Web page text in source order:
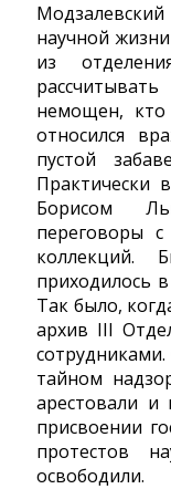
научной
из
немощен,
относился
пустой
Практически
Борисом
переговоры
коллекций.
приходилось
Так было,
архив III
тайном
арестовали
присвоении
протестов
освободили.